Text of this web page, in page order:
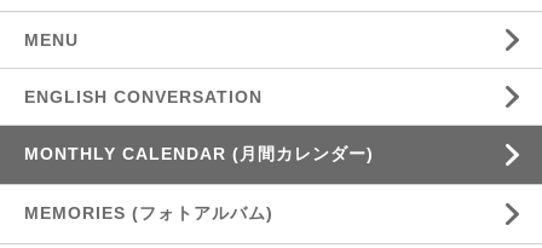
MENU
ENGLISH CONVERSATION
MONTHLY CALENDAR (月間カレンダー)
MEMORIES (フォトアルバム)